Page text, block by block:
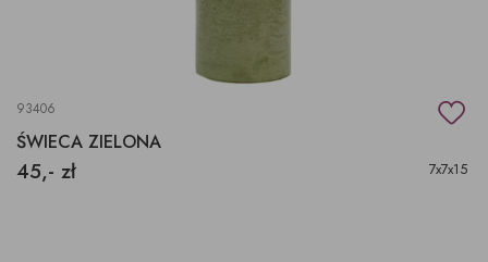
93406
ŚWIECA ZIELONA
45,- zł 7x7x15